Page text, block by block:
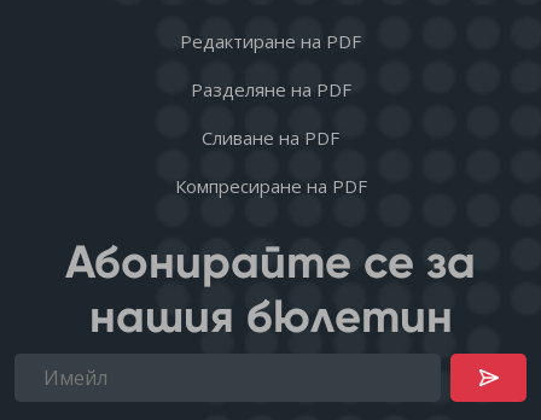
Редактиране на PDF
Разделяне на PDF
Сливане на PDF
Компресиране на PDF
Абонирайте се за
нашия бюлетин